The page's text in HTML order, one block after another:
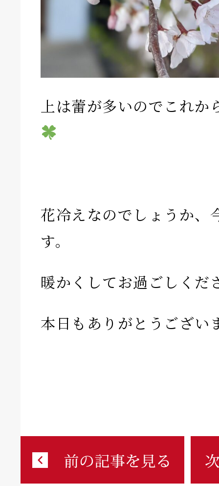
上は蕾が多いのでこれか
花冷えなのでしょうか、
す。
暖かくしてお過ごしくだ
本日もありがとうござい